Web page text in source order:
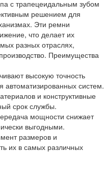
с трапецеидальным зубом
решением для
Эти ремни
что делает их
разных отраслях,
Преимущества
высокую точность
автоматизированных систем.
и конструктивные
срок службы.
мощности снижает
выгодными.
размеров и
их в самых различных